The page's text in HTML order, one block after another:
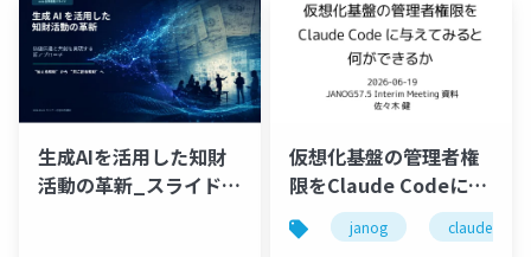
生成AIを活用した知財
活動の革新_スライド資
仮想化基盤の管理者権
限をClaude Codeに与
えてみると何ができる
か
janog claude code